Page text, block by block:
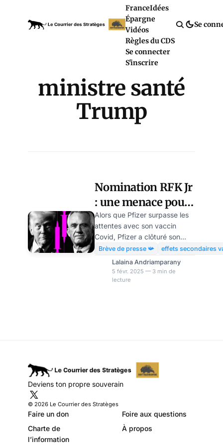
FranceIdées
Épargne
Vidéos
Règles du CDS
Se connecter
S'inscrire
Se
ministre santé
Trump
Nomination RFK Jr
: une menace pour
l’industrie des
vaccins
Alors que Pfizer surpasse les
attentes avec son vaccin
Covid, Pfizer a clôturé son
quatrième trimestre 2023 sur
une note positive, avec des
ventes de 17,8 milliards de
dollars, dépassant les
dernier étant connu pour son
scepticisme à l’égard des
vaccins COVID et ses opinions
médicales controversées.
Brève de presse 📯
effets secondaires
Lalaina Andriamparany
5 févr. 2025 — 3 min de
lecture
Deviens ton propre souverain
© 2026 Le Courrier des Stratèges
Faire un don
Foire aux questions
Charte de
l’information
À propos